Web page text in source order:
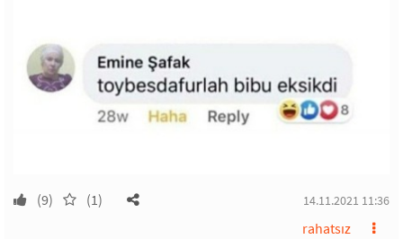
(9) (1) 14.11.2021 11:36
rahatsız